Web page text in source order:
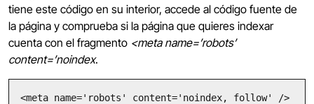
tiene este código en su interior, accede al código fuente de
la página y comprueba si la página que quieres indexar
cuenta con el fragmento <meta name=’robots’
content=’noindex.
<meta name='robots' content='noindex, follow' />